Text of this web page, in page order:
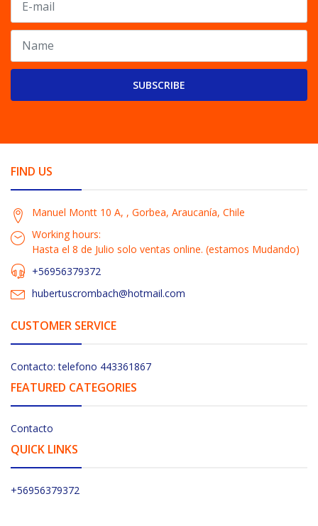
SUBSCRIBE
FIND US
Manuel Montt 10 A, , Gorbea, Araucanía, Chile
Working hours:
Hasta el 8 de Julio solo ventas online. (estamos Mudando)
+56956379372
hubertuscrombach@hotmail.com
CUSTOMER SERVICE
Contacto: telefono 443361867
FEATURED CATEGORIES
Contacto
QUICK LINKS
+56956379372